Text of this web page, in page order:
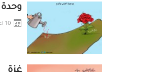
10 اعسطس 2022 - 08:10